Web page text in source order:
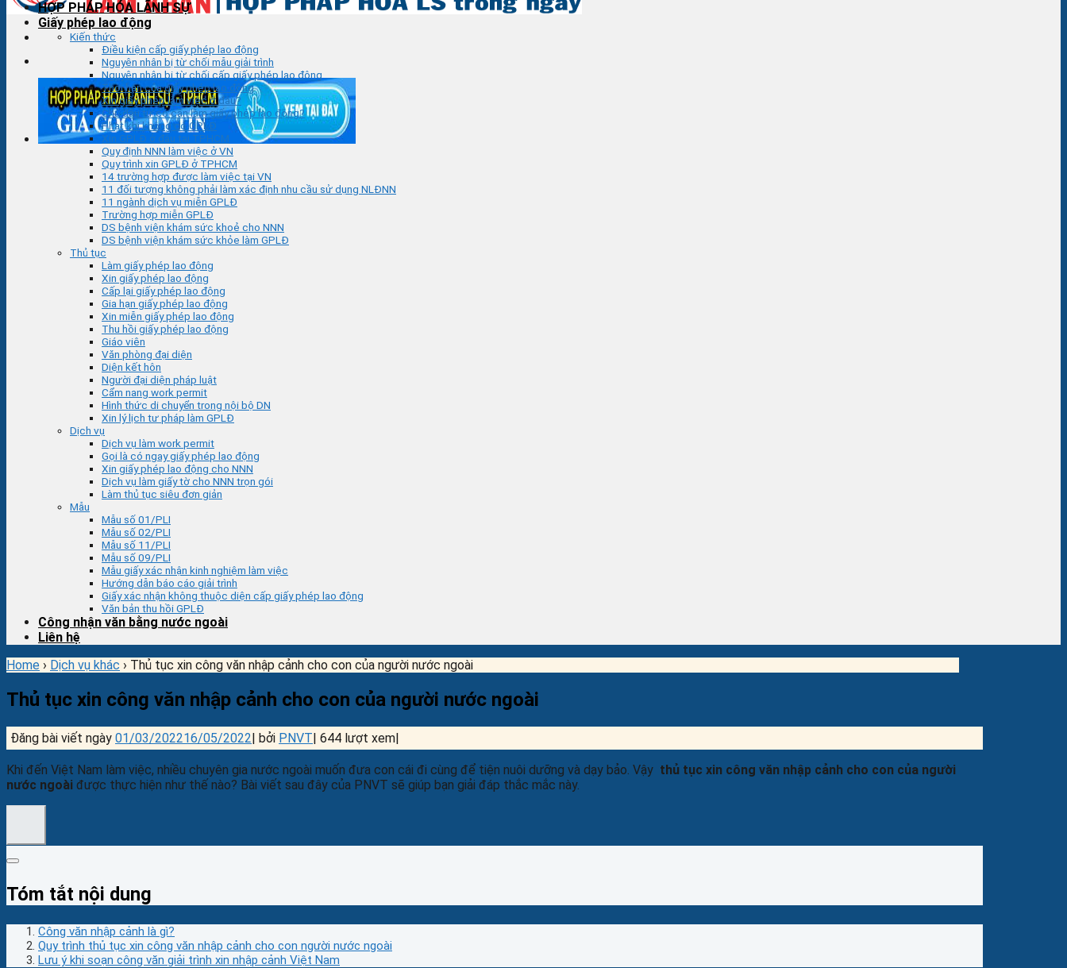
HỢP PHÁP HÓA LÃNH SỰ
Giấy phép lao động
Kiến thức
Điều kiện cấp giấy phép lao động
Nguyên nhân bị từ chối mẫu giải trình
Nguyên nhân bị từ chối cấp giấy phép lao động
Thời hạn của giấy phép lao động
Xin giấy phép làm việc ở đâu?
Chủ đầu tư có cần làm giấy phép lao động?
Phạt khi không có GPLĐ
Xin GPLĐ ở đâu tại TPHCM
Quy định NNN làm việc ở VN
Quy trình xin GPLĐ ở TPHCM
14 trường hợp được làm việc tại VN
11 đối tượng không phải làm xác định nhu cầu sử dụng NLĐNN
11 ngành dịch vụ miễn GPLĐ
Trường hợp miễn GPLĐ
DS bệnh viện khám sức khoẻ cho NNN
DS bệnh viện khám sức khỏe làm GPLĐ
Thủ tục
Làm giấy phép lao động
Xin giấy phép lao động
Cấp lại giấy phép lao động
Gia hạn giấy phép lao động
Xin miễn giấy phép lao động
Thu hồi giấy phép lao động
Giáo viên
Văn phòng đại diện
Diện kết hôn
Người đại diện pháp luật
Cẩm nang work permit
Hình thức di chuyển trong nội bộ DN
Xin lý lịch tư pháp làm GPLĐ
Dịch vụ
Dịch vụ làm work permit
Gọi là có ngay giấy phép lao động
Xin giấy phép lao động cho NNN
Dịch vụ làm giấy tờ cho NNN trọn gói
Làm thủ tục siêu đơn giản
Mẫu
Mẫu số 01/PLI
Mẫu số 02/PLI
Mẫu số 11/PLI
Mẫu số 09/PLI
Mẫu giấy xác nhận kinh nghiệm làm việc
Hướng dẫn báo cáo giải trình
Giấy xác nhận không thuộc diện cấp giấy phép lao động
Văn bản thu hồi GPLĐ
Công nhận văn bằng nước ngoài
Liên hệ
Home › Dịch vụ khác › Thủ tục xin công văn nhập cảnh cho con của người nước ngoài
Thủ tục xin công văn nhập cảnh cho con của người nước ngoài
Đăng bài viết ngày 01/03/202216/05/2022| bởi PNVT| 644 lượt xem|
Khi đến Việt Nam làm việc, nhiều chuyên gia nước ngoài muốn đưa con cái đi cùng để tiện nuôi dưỡng và dạy bảo. Vậy thủ tục xin công văn nhập cảnh cho con của người
nước ngoài được thực hiện như thế nào? Bài viết sau đây của PNVT sẽ giúp bạn giải đáp thắc mắc này.
Tóm tắt nội dung
Công văn nhập cảnh là gì?
Quy trình thủ tục xin công văn nhập cảnh cho con người nước ngoài
Lưu ý khi soạn công văn giải trình xin nhập cảnh Việt Nam